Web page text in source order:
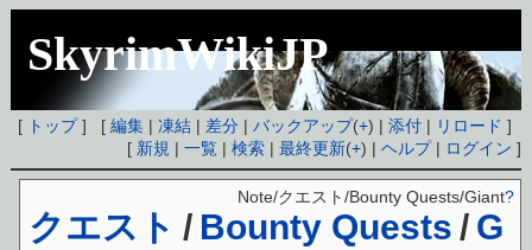
SkyrimWikiJP
[ トップ] [編集 |凍結 | 差分 |バックアップ(+) |添付 | リロード ]
[ 新規 |一覧 |検索 |最終更新(+) |ヘルプ| ログイン ]
クエスト / Bounty Quests / G
Note/クエスト/Bounty Quests/Giant?